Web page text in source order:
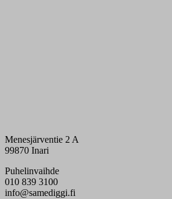
Menesjärventie 2 A
99870 Inari
Puhelinvaihde
010 839 3100
info@samediggi.fi